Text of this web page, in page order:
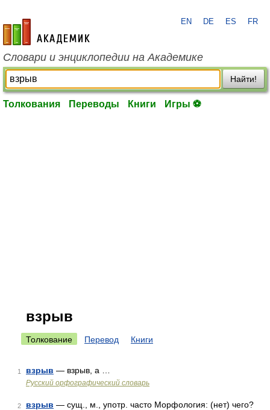
academic.ru
EN DE ES FR
Словари и энциклопедии на Академике
Найти!
Толкования Переводы Книги Игры ⚽
взрыв
Толкование Перевод Книги
1 взрыв — взрыв, а …
Русский орфографический словарь
2 взрыв — сущ., м., употр. часто Морфология: (нет) чего?